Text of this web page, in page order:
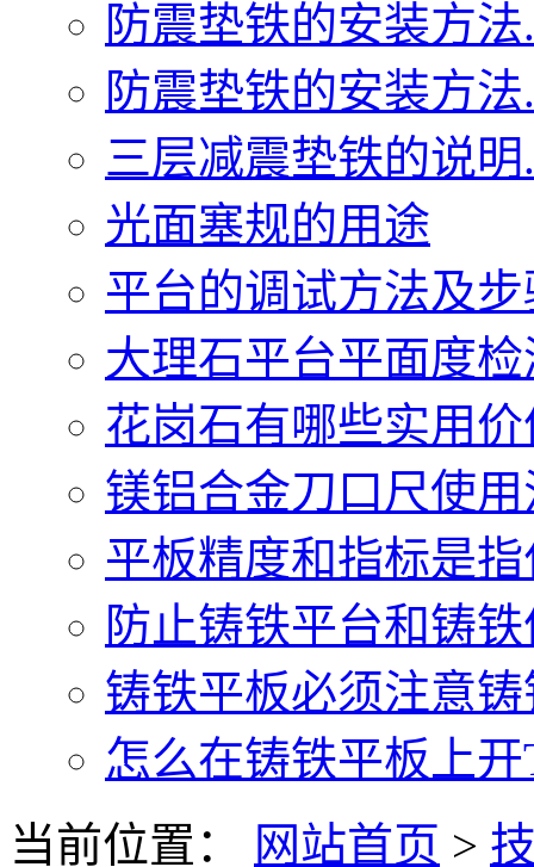
防震垫铁的安装方法
防震垫铁的安装方法
三层减震垫铁的说明
光面塞规的用途
平台的调试方法及步
大理石平台平面度
花岗石有哪些实用价
镁铝合金刀口尺使
平板精度和指标是
防止铸铁平台和铸
铸铁平板必须注意
怎么在铸铁平板上
当前位置：
网站首页 >